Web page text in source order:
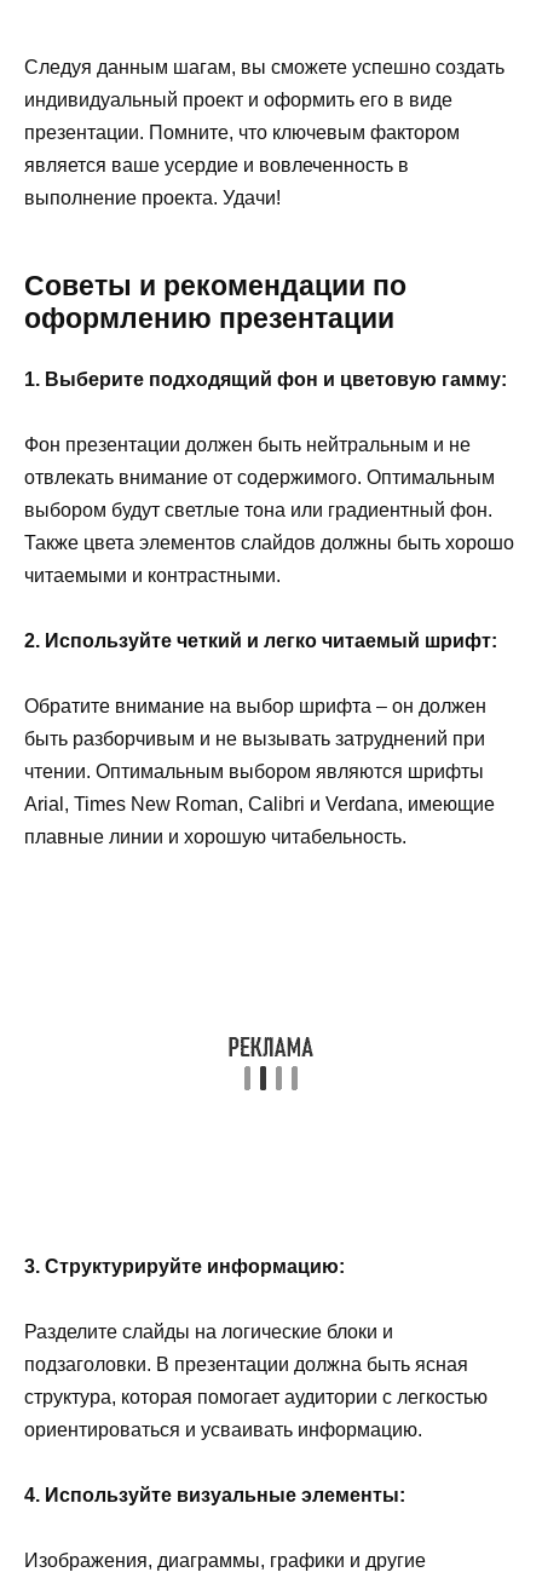
Следуя данным шагам, вы сможете успешно создать
индивидуальный проект и оформить его в виде
презентации. Помните, что ключевым фактором
является ваше усердие и вовлеченность в
выполнение проекта. Удачи!
Советы и рекомендации по
оформлению презентации
1. Выберите подходящий фон и цветовую гамму:
Фон презентации должен быть нейтральным и не
отвлекать внимание от содержимого. Оптимальным
выбором будут светлые тона или градиентный фон.
Также цвета элементов слайдов должны быть хорошо
читаемыми и контрастными.
2. Используйте четкий и легко читаемый шрифт:
Обратите внимание на выбор шрифта – он должен
быть разборчивым и не вызывать затруднений при
чтении. Оптимальным выбором являются шрифты
Arial, Times New Roman, Calibri и Verdana, имеющие
плавные линии и хорошую читабельность.
3. Структурируйте информацию:
Разделите слайды на логические блоки и
подзаголовки. В презентации должна быть ясная
структура, которая помогает аудитории с легкостью
ориентироваться и усваивать информацию.
4. Используйте визуальные элементы:
Изображения, диаграммы, графики и другие